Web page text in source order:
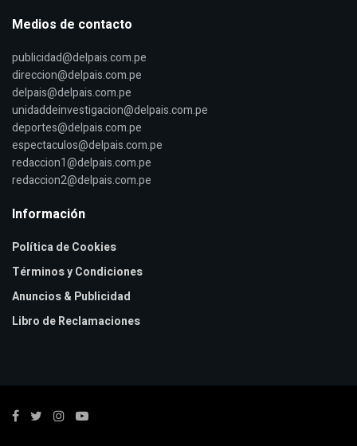
Medios de contacto
publicidad@delpais.com.pe
direccion@delpais.com.pe
delpais@delpais.com.pe
unidaddeinvestigacion@delpais.com.pe
deportes@delpais.com.pe
espectaculos@delpais.com.pe
redaccion1@delpais.com.pe
redaccion2@delpais.com.pe
Información
Política de Cookies
Términos y Condiciones
Anuncios & Publicidad
Libro de Reclamaciones